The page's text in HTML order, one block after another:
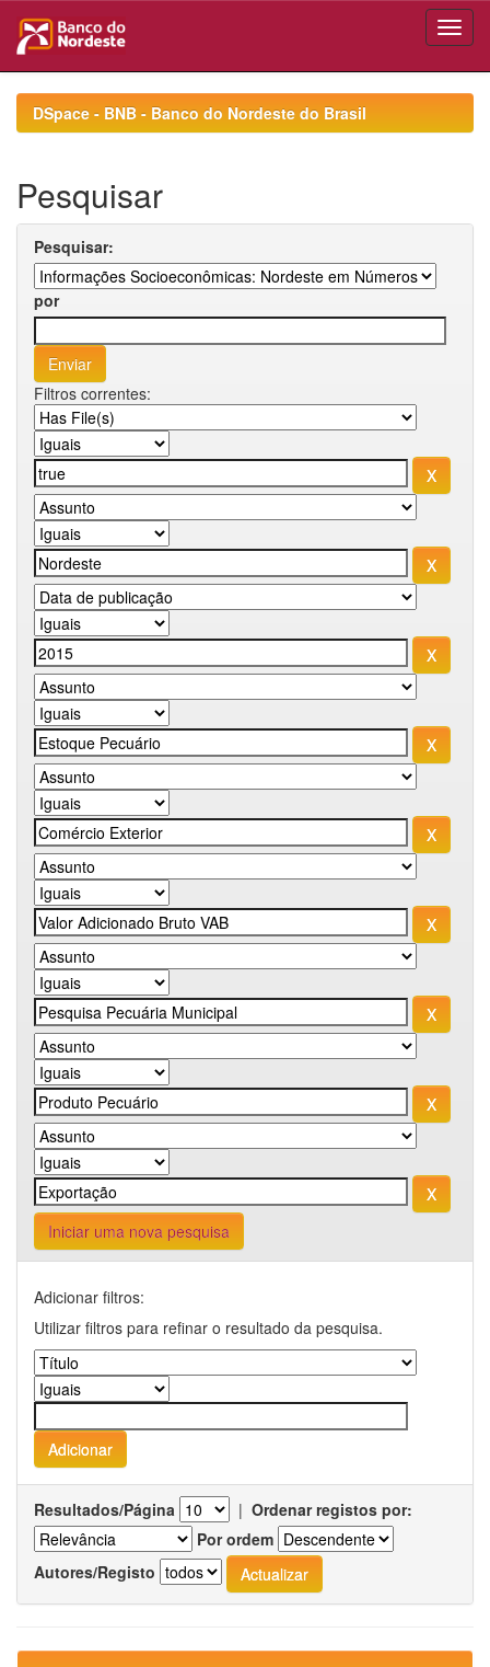
navigationDSpace - BNB - Banco do Nordeste do Brasil
Pesquisar
Pesquisar:
por
Filtros correntes:
Iniciar uma nova pesquisa
Adicionar filtros:
Utilizar filtros para refinar o resultado da pesquisa.
Resultados/Página | Ordenar registos por:
Por ordem
Autores/Registo